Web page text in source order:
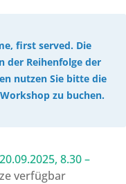
first served. Die
der Reihenfolge der
nutzen Sie bitte die
zu buchen.
8.30 –
verfügbar